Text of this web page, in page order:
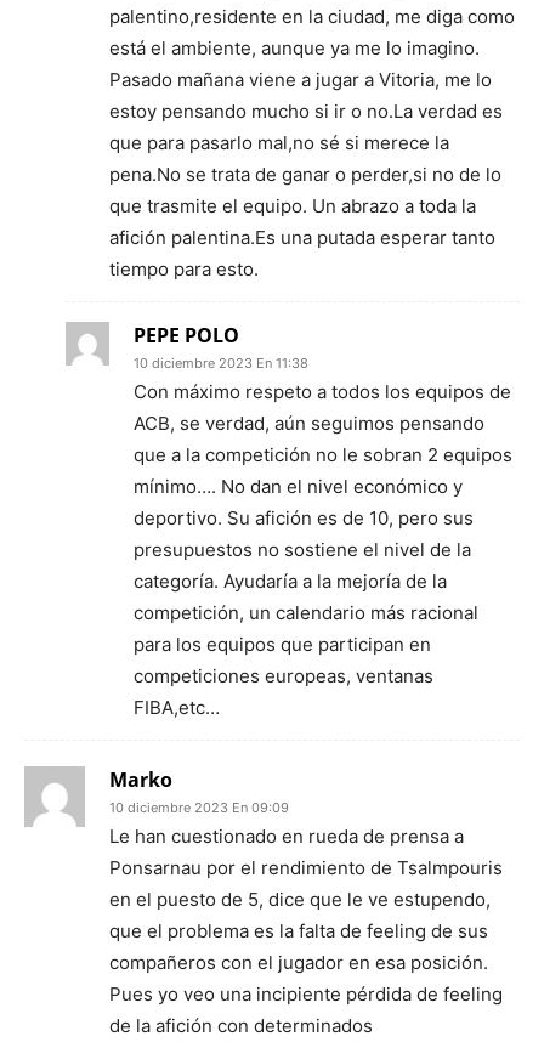
palentino,residente en la ciudad, me diga como
está el ambiente, aunque ya me lo imagino.
Pasado mañana viene a jugar a Vitoria, me lo
estoy pensando mucho si ir o no.La verdad es
que para pasarlo mal,no sé si merece la
pena.No se trata de ganar o perder,si no de lo
que trasmite el equipo. Un abrazo a toda la
afición palentina.Es una putada esperar tanto
tiempo para esto.
PEPE POLO
10 diciembre 2023 En 11:38
Con máximo respeto a todos los equipos de
ACB, se verdad, aún seguimos pensando
que a la competición no le sobran 2 equipos
mínimo…. No dan el nivel económico y
deportivo. Su afición es de 10, pero sus
presupuestos no sostiene el nivel de la
categoría. Ayudaría a la mejoría de la
competición, un calendario más racional
para los equipos que participan en
competiciones europeas, ventanas
FIBA,etc…
Marko
10 diciembre 2023 En 09:09
Le han cuestionado en rueda de prensa a
Ponsarnau por el rendimiento de Tsalmpouris
en el puesto de 5, dice que le ve estupendo,
que el problema es la falta de feeling de sus
compañeros con el jugador en esa posición.
Pues yo veo una incipiente pérdida de feeling
de la afición con determinados